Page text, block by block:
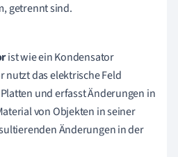
getrennt sind.
ist wie ein Kondensator
nutzt das elektrische Feld
und erfasst Änderungen in
von Objekten in seiner
Änderungen in der